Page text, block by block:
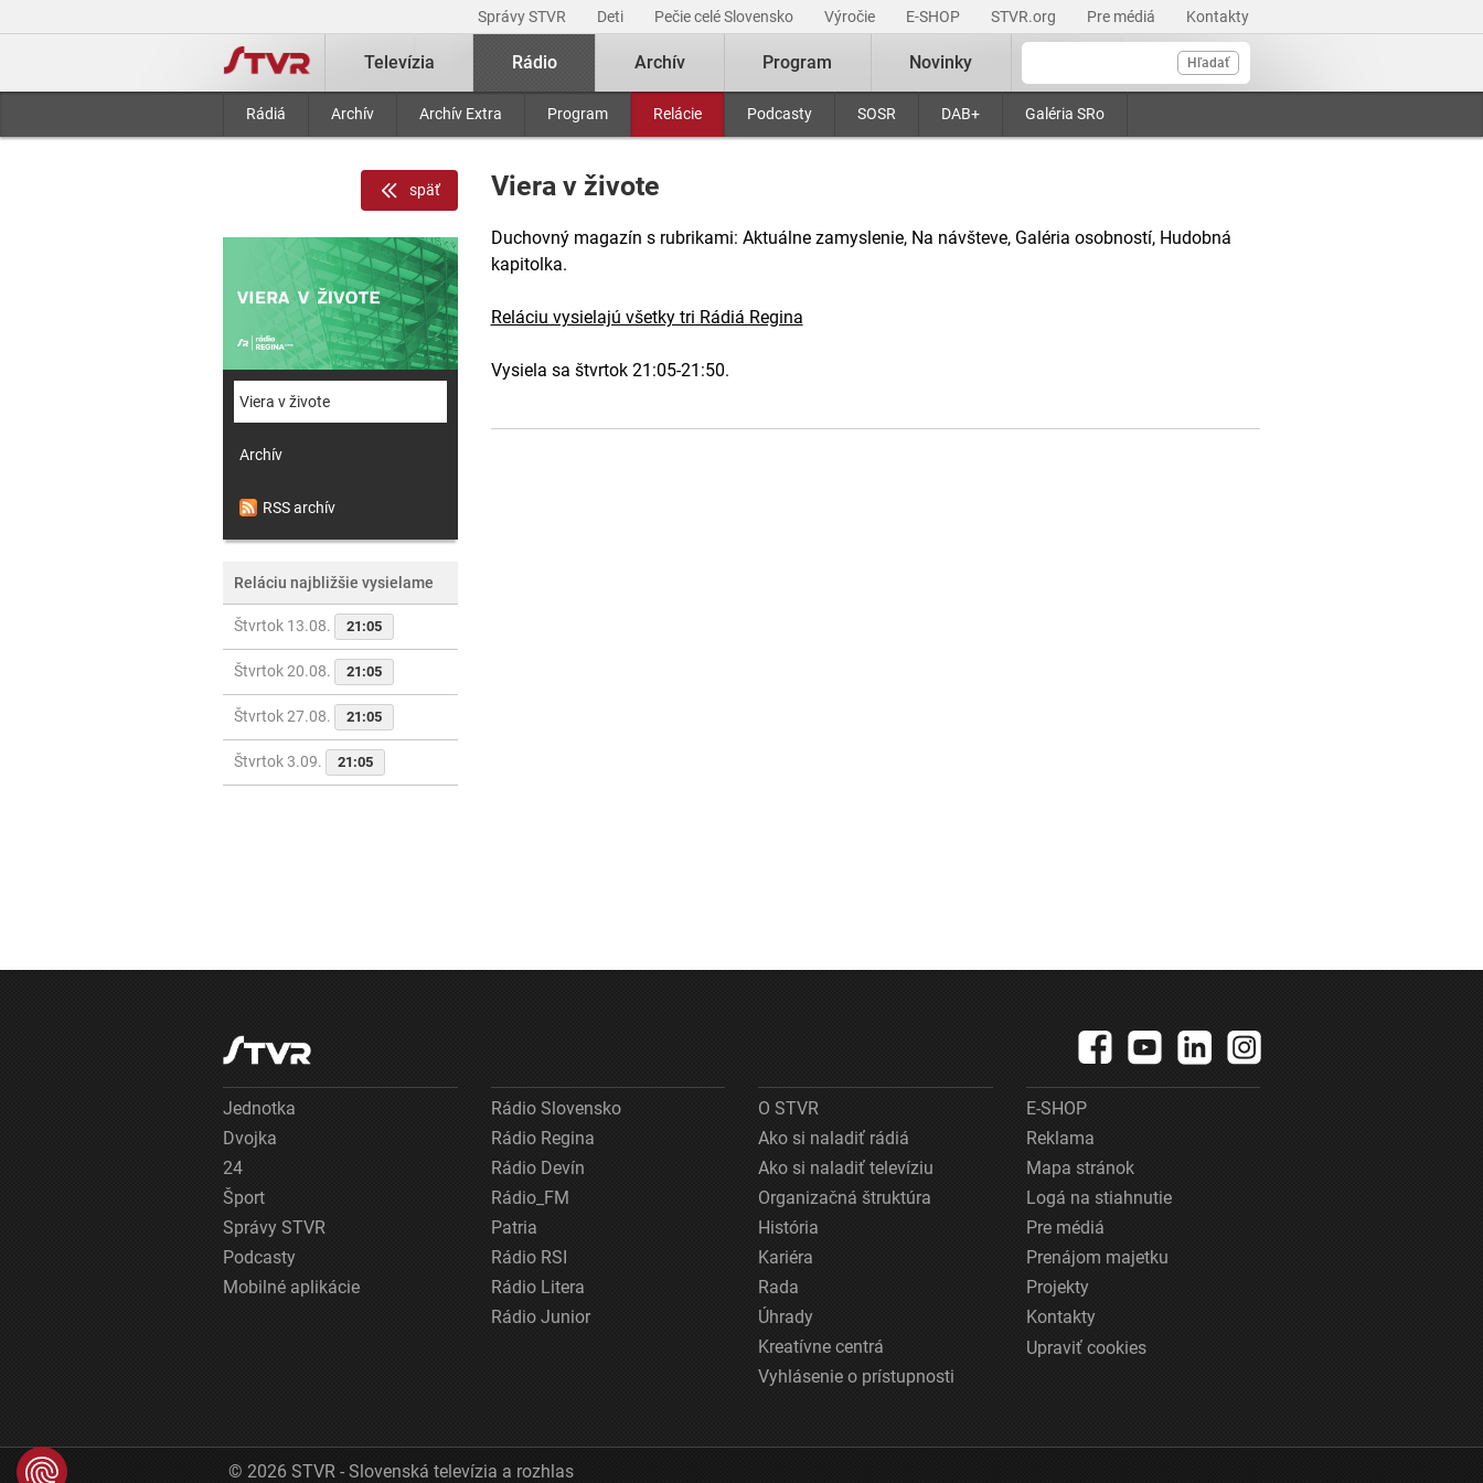
Správy STVR Deti Pečie celé Slovensko Výročie E-SHOP STVR.org Pre médiá Kontakty
Hľadať
Televízia Rádio
Rádiá Archív Archív Extra Program Relácie Podcasty SOSR DAB+ Galéria SRo
Archív Program Novinky
späť
Viera v živote
Archív
RSS archív
Reláciu najbližšie vysielame
Štvrtok 13.08. 21:05
Štvrtok 20.08. 21:05
Štvrtok 27.08. 21:05
Štvrtok 3.09. 21:05
Viera v živote
Duchovný magazín s rubrikami: Aktuálne zamyslenie, Na návšteve, Galéria osobností, Hudobná
kapitolka.
Reláciu vysielajú všetky tri Rádiá Regina
Vysiela sa štvrtok 21:05-21:50.
Jednotka
Dvojka
24
Šport
Správy STVR
Podcasty
Mobilné aplikácie
Rádio Slovensko
Rádio Regina
Rádio Devín
Rádio_FM
Patria
Rádio RSI
Rádio Litera
Rádio Junior
O STVR
Ako si naladiť rádiá
Ako si naladiť televíziu
Organizačná štruktúra
História
Kariéra
Rada
Úhrady
Kreatívne centrá
Vyhlásenie o prístupnosti
E-SHOP
Reklama
Mapa stránok
Logá na stiahnutie
Pre médiá
Prenájom majetku
Projekty
Kontakty
Upraviť cookies
© 2026 STVR - Slovenská televízia a rozhlas